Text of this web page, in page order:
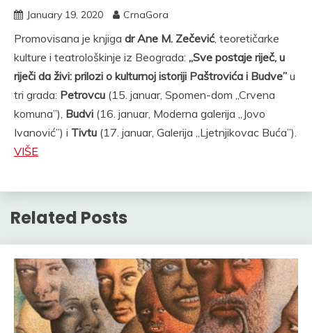
January 19, 2020 CrnaGora
Promovisana je knjiga dr Ane M. Zečević, teoretičarke
kulture i teatrološkinje iz Beograda: ,,Sve postaje riječ, u
riječi da živi: prilozi o kulturnoj istoriji Paštrovića i Budve” u
tri grada: Petrovcu (15. januar, Spomen-dom ,,Crvena
komuna”), Budvi (16. januar, Moderna galerija ,,Jovo
Ivanović”) i Tivtu (17. januar, Galerija ,,Ljetnjikovac Buća”).
VIŠE
Related Posts